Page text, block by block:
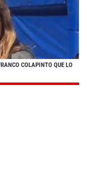
COLAPINTO QUE LO